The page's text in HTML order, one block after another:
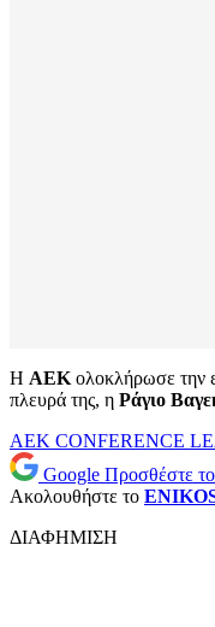
Η ΑΕΚ ολοκλήρωσε την
πλευρά της, η Ράγιο
AEK CONFERENCE
Google Προσθέστε
Ακολουθήστε το
ΔΙΑΦΗΜΙΣΗ